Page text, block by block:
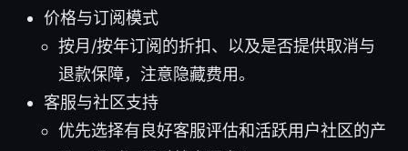
价格与订阅模式
按月/按年订阅的折扣、以及是否提供取消与
退款保障，注意隐藏费用。
客服与社区支持
优先选择有良好客服评估和活跃用户社区的产